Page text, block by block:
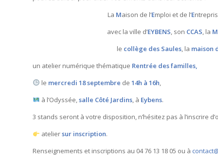
La Maison de l’Emploi et de l’E
avec la ville d’EYBENS, son CCAS, la
le collège des Saules, la maison
un atelier numérique thématique Rentrée des familles,
le mercredi 18 septembre de 14h à 16h,
à l’Odyssée,salle Côté Jardins, à Eybens.
3 stands seront à votre disposition, n’hésitez pas à l’inscrire
ateliersur inscription.
Renseignements et inscriptions au 04 76 13 18 05 ou à